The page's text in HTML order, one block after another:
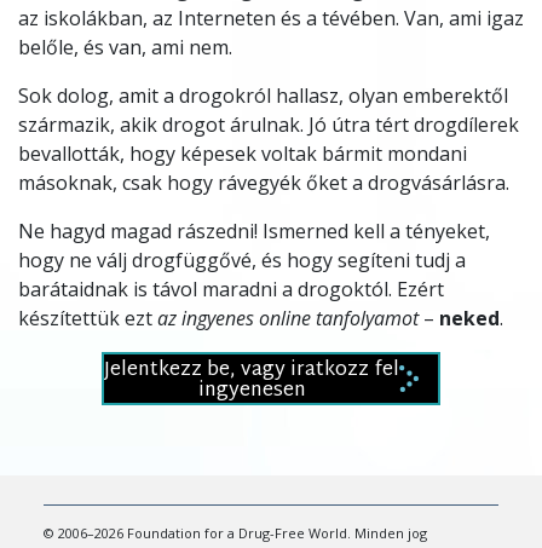
az iskolákban, az Interneten és a tévében. Van, ami igaz
belőle, és van, ami nem.
Sok dolog, amit a drogokról hallasz, olyan emberektől
származik, akik drogot árulnak. Jó útra tért drogdílerek
bevallották, hogy képesek voltak bármit mondani
másoknak, csak hogy rávegyék őket a drogvásárlásra.
Ne hagyd magad rászedni! Ismerned kell a tényeket,
hogy ne válj drogfüggővé, és hogy segíteni tudj a
barátaidnak is távol maradni a drogoktól. Ezért
készítettük eztaz ingyenes online tanfolyamot– neked.
Jelentkezz be, vagy iratkozz fel
ingyenesen
© 2006–2026 Foundation for a Drug-Free World. Minden jog